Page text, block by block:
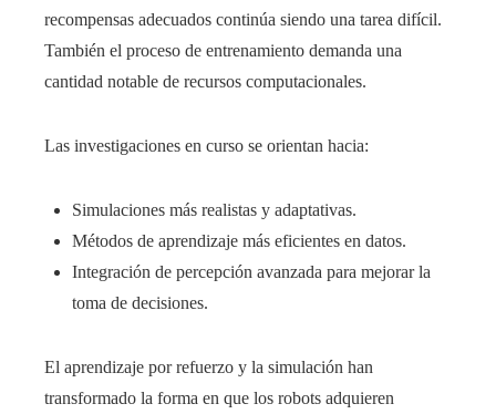
recompensas adecuados continúa siendo una tarea difícil.
También el proceso de entrenamiento demanda una
cantidad notable de recursos computacionales.
Las investigaciones en curso se orientan hacia:
Simulaciones más realistas y adaptativas.
Métodos de aprendizaje más eficientes en datos.
Integración de percepción avanzada para mejorar la
toma de decisiones.
El aprendizaje por refuerzo y la simulación han
transformado la forma en que los robots adquieren